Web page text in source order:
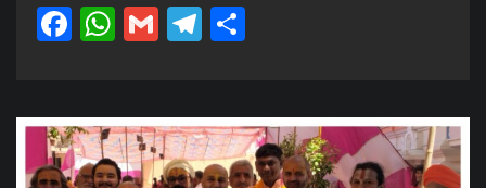
Facebook
WhatsApp
GmailTelegram